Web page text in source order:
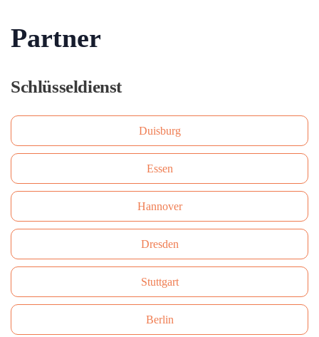
Partner
Schlüsseldienst
Duisburg
Essen
Hannover
Dresden
Stuttgart
Berlin